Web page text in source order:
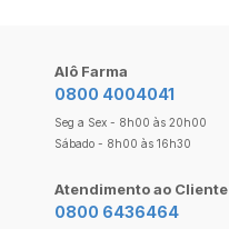
Alô Farma
0800 4004041
Seg a Sex - 8h00 às 20h00
Sábado - 8h00 às 16h30
Atendimento ao Cliente
0800 6436464